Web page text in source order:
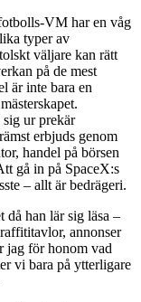
VM har en våg
typer av
väljare kan rätt
på de mest
är inte bara en
sig ur prekär
erbjuds genom
handel på börsen
gå in på SpaceX:s
– allt är bedrägeri.
han lär sig läsa –
annonser
jag för honom vad
vi bara på ytterligare